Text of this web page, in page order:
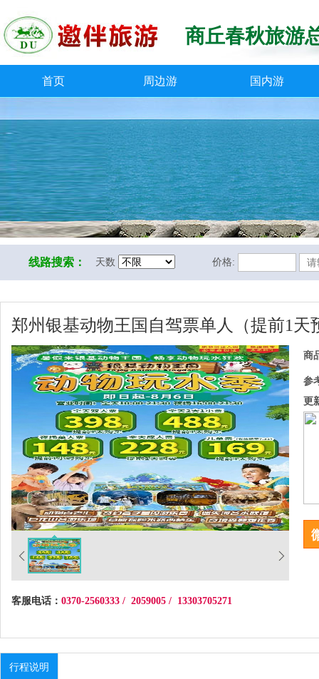
商丘春秋旅游
首页 周边游 国内游
线路搜索： 天数 价格:
郑州银基动物王国自驾票单人（提前1天
商
参
更
客服电话： 0370-2560333 / 2059005 / 13303705271
行程说明